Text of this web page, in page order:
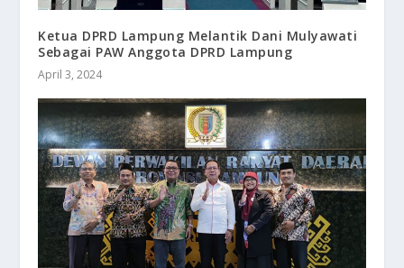
Ketua DPRD Lampung Melantik Dani Mulyawati
Sebagai PAW Anggota DPRD Lampung
April 3, 2024